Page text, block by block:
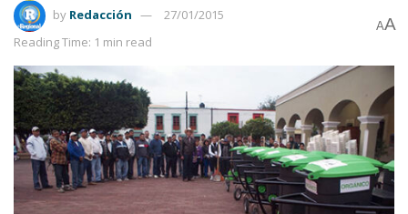
by Redacción
27/01/2015
Reading Time: 1 min read
AA